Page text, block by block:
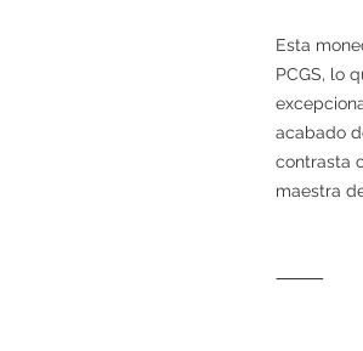
Esta
PCGS, lo
acabado
contrasta
maestra
⸻